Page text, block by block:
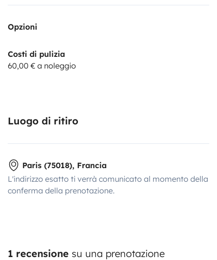
Opzioni
Costi di pulizia
60,00 € a noleggio
Luogo di ritiro
Paris (75018), Francia
L'indirizzo esatto ti verrà comunicato al momento della
conferma della prenotazione.
1 recensione su una prenotazione